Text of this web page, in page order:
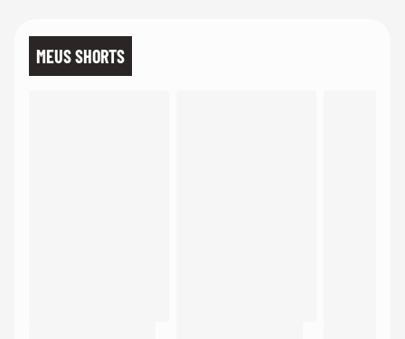
MEUS SHORTS